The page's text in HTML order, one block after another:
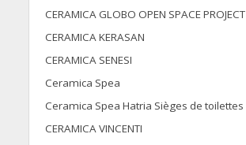
CERAMICA GLOBO OPEN SPACE PROJECT
CERAMICA KERASAN
CERAMICA SENESI
Ceramica Spea
Ceramica Spea Hatria Sièges de toilettes
CERAMICA VINCENTI